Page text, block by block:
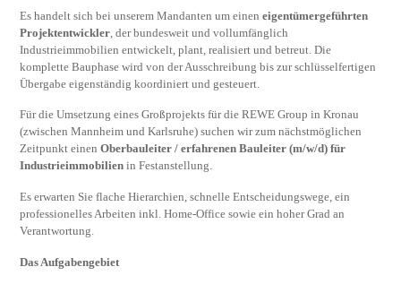
Es handelt sich bei unserem Mandanten um eineneigentümergeführten
Projektentwickler , der bundesweit und vollumfänglich
Industrieimmobilien entwickelt, plant, realisiert und betreut. Die
komplette Bauphase wird von der Ausschreibung bis zur schlüsselfertigen
Übergabe eigenständig koordiniert und gesteuert.
Für die Umsetzung eines Großprojekts für die REWE Group in Kronau
(zwischen Mannheim und Karlsruhe) suchen wir zum nächstmöglichen
Zeitpunkt einenOberbauleiter / erfahrenen Bauleiter (m/w/d) für
Industrieimmobilien in Festanstellung.
Es erwarten Sie flache Hierarchien, schnelle Entscheidungswege, ein
professionelles Arbeiten inkl. Home-Office sowie ein hoher Grad an
Verantwortung.
Das Aufgabengebiet